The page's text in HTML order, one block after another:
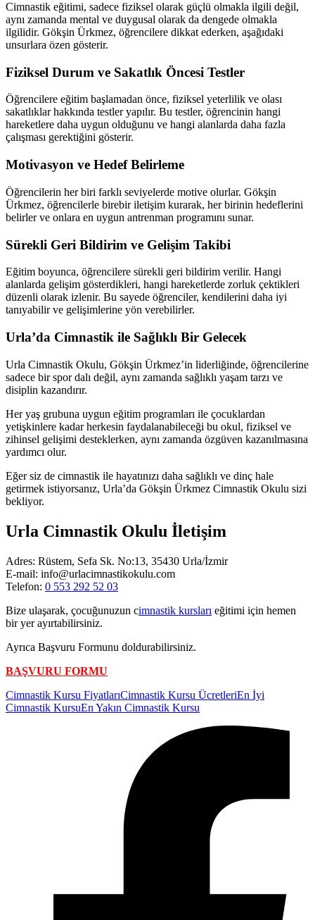
Cimnastik eğitimi, sadece fiziksel olarak güçlü olmakla ilgili değil,
aynı zamanda mental ve duygusal olarak da dengede olmakla
ilgilidir. Gökşin Ürkmez, öğrencilere dikkat ederken, aşağıdaki
unsurlara özen gösterir.
Fiziksel Durum ve Sakatlık Öncesi Testler
Öğrencilere eğitim başlamadan önce, fiziksel yeterlilik ve olası
sakatlıklar hakkında testler yapılır. Bu testler, öğrencinin hangi
hareketlere daha uygun olduğunu ve hangi alanlarda daha fazla
çalışması gerektiğini gösterir.
Motivasyon ve Hedef Belirleme
Öğrencilerin her biri farklı seviyelerde motive olurlar. Gökşin
Ürkmez, öğrencilerle birebir iletişim kurarak, her birinin hedeflerini
belirler ve onlara en uygun antrenman programını sunar.
Sürekli Geri Bildirim ve Gelişim Takibi
Eğitim boyunca, öğrencilere sürekli geri bildirim verilir. Hangi
alanlarda gelişim gösterdikleri, hangi hareketlerde zorluk çektikleri
düzenli olarak izlenir. Bu sayede öğrenciler, kendilerini daha iyi
tanıyabilir ve gelişimlerine yön verebilirler.
Urla’da Cimnastik ile Sağlıklı Bir Gelecek
Urla Cimnastik Okulu, Gökşin Ürkmez’in liderliğinde, öğrencilerine
sadece bir spor dalı değil, aynı zamanda sağlıklı yaşam tarzı ve
disiplin kazandırır.
Her yaş grubuna uygun eğitim programları ile çocuklardan
yetişkinlere kadar herkesin faydalanabileceği bu okul, fiziksel ve
zihinsel gelişimi desteklerken, aynı zamanda özgüven kazanılmasına
yardımcı olur.
Eğer siz de cimnastik ile hayatınızı daha sağlıklı ve dinç hale
getirmek istiyorsanız, Urla’da Gökşin Ürkmez Cimnastik Okulu sizi
bekliyor.
Urla Cimnastik Okulu İletişim
Adres: Rüstem, Sefa Sk. No:13, 35430 Urla/İzmir
E-mail: info@urlacimnastikokulu.com
Telefon: 0 553 292 52 03
Bize ulaşarak, çocuğunuzun cimnastik kursları eğitimi için hemen
bir yer ayırtabilirsiniz.
Ayrıca Başvuru Formunu doldurabilirsiniz.
BAŞVURU FORMU
Etiketler:
Cimnastik Kursu FiyatlarıCimnastik Kursu ÜcretleriEn İyi
Cimnastik KursuEn Yakın Cimnastik Kursu